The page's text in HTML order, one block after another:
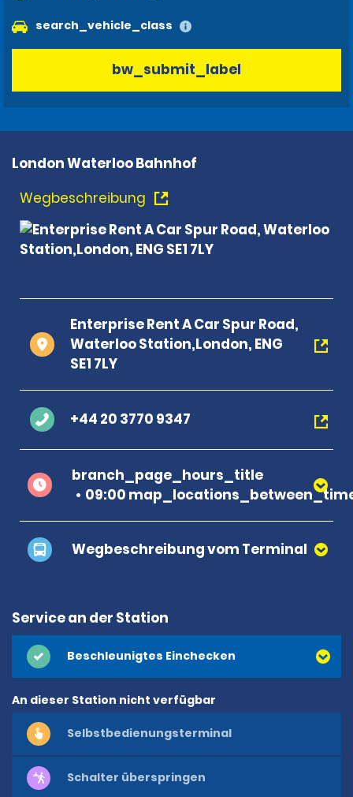
search_vehicle_class
bw_submit_label
London Waterloo Bahnhof
Wegbeschreibung
Enterprise Rent A Car Spur Road,
Waterloo Station,London, ENG
SE1 7LY
+44 20 3770 9347
branch_page_hours_title
09:00
Wegbeschreibung vom Terminal
Service an der Station
Beschleunigtes Einchecken
An dieser Station nicht verfügbar
Selbstbedienungsterminal
Schalter überspringen